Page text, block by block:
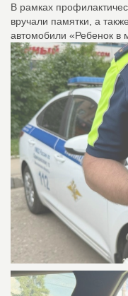
В рамках
вручали памятки, а
автомобили «Ребенок в